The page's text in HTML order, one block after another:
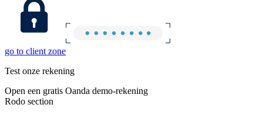
go to client zone
Test onze rekening
Open een gratis Oanda demo-rekening
Rodo section